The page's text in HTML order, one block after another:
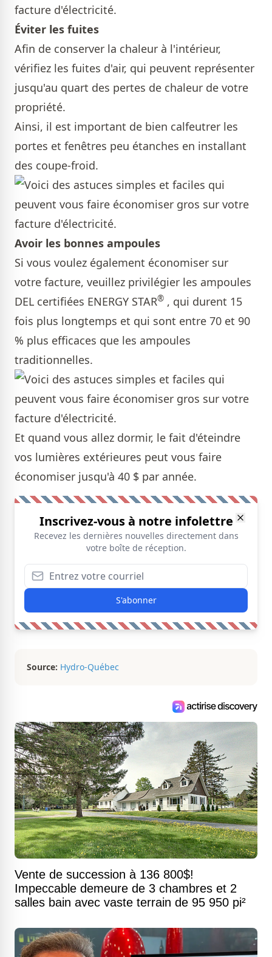
Éviter les fuites
Afin de conserver la chaleur à l'intérieur,
vérifiez les fuites d'air, qui peuvent représenter
jusqu'au quart des pertes de chaleur de votre
propriété.
Ainsi, il est important de bien calfeutrer les
portes et fenêtres peu étanches en installant
des coupe-froid.
Avoir les bonnes ampoules
Si vous voulez également économiser sur
votre facture, veuillez privilégier les ampoules
DEL certifiées ENERGY STAR® , qui durent 15
fois plus longtemps et qui sont entre 70 et 90
% plus efficaces que les ampoules
traditionnelles.
Et quand vous allez dormir, le fait d'éteindre
vos lumières extérieures peut vous faire
économiser jusqu'à 40 $ par année.
Inscrivez-vous à notre infolettre
Recevez les dernières nouvelles directement dans
votre boîte de réception.
S'abonner
Source: Hydro-Québec
Vente de succession à 136 800$!
Impeccable demeure de 3 chambres et 2
salles bain avec vaste terrain de 95 950 pi²